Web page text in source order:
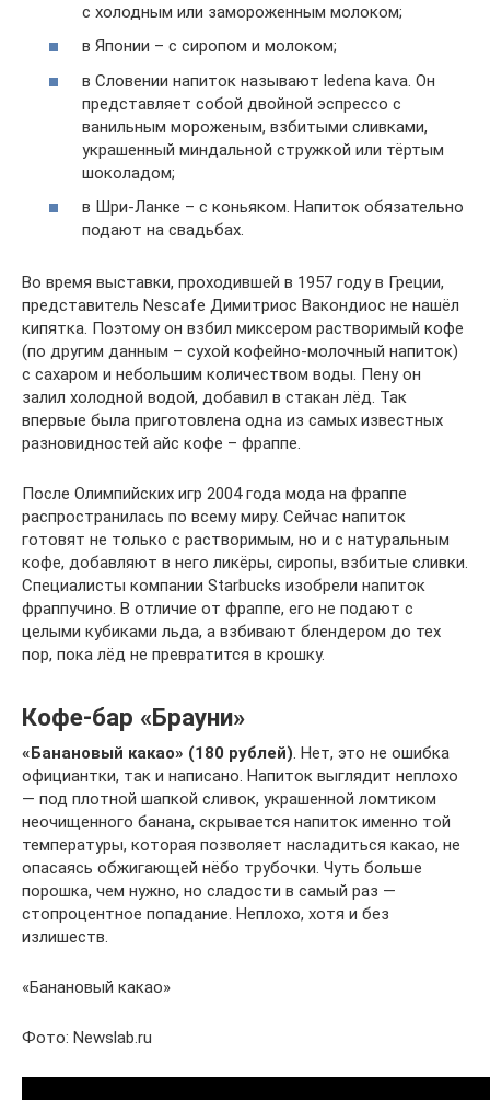
с холодным или замороженным молоком;
в Японии – с сиропом и молоком;
в Словении напиток называют ledena kava. Он
представляет собой двойной эспрессо с
ванильным мороженым, взбитыми сливками,
украшенный миндальной стружкой или тёртым
шоколадом;
в Шри-Ланке – с коньяком. Напиток обязательно
подают на свадьбах.
Во время выставки, проходившей в 1957 году в Греции,
представитель Nescafe Димитриос Вакондиос не нашёл
кипятка. Поэтому он взбил миксером растворимый кофе
(по другим данным – сухой кофейно-молочный напиток)
с сахаром и небольшим количеством воды. Пену он
залил холодной водой, добавил в стакан лёд. Так
впервые была приготовлена одна из самых известных
разновидностей айс кофе – фраппе.
После Олимпийских игр 2004 года мода на фраппе
распространилась по всему миру. Сейчас напиток
готовят не только с растворимым, но и с натуральным
кофе, добавляют в него ликёры, сиропы, взбитые сливки.
Специалисты компании Starbucks изобрели напиток
фраппучино. В отличие от фраппе, его не подают с
целыми кубиками льда, а взбивают блендером до тех
пор, пока лёд не превратится в крошку.
Кофе-бар «Брауни»
«Банановый какао» (180 рублей). Нет, это не ошибка
официантки, так и написано. Напиток выглядит неплохо
— под плотной шапкой сливок, украшенной ломтиком
неочищенного банана, скрывается напиток именно той
температуры, которая позволяет насладиться какао, не
опасаясь обжигающей нёбо трубочки. Чуть больше
порошка, чем нужно, но сладости в самый раз —
стопроцентное попадание. Неплохо, хотя и без
излишеств.
«Банановый какао»
Фото: Newslab.ru